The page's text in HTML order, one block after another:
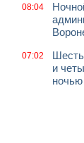
08:04
07:02
и
ночью